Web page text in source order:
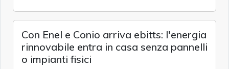
Con Enel e Conio arriva ebitts: l'energia
rinnovabile entra in casa senza pannelli
o impianti fisici